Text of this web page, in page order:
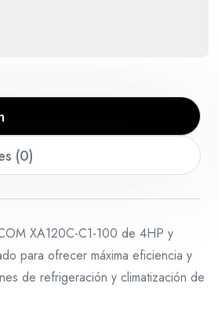
(0)
XA120C-C1-100 de 4HP y
para ofrecer máxima eficiencia y
de refrigeración y climatización de